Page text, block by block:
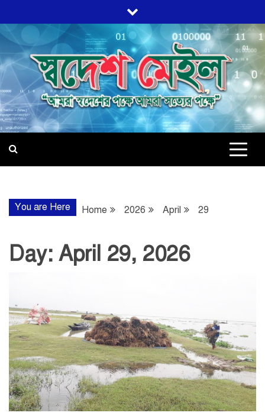
to
content
স্বদেশ মেইল
আমরা স্বদেশের পক্ষে, আমরা সত্যের পক্ষে
You are Here Home 2026 April 29
Day: April 29, 2026